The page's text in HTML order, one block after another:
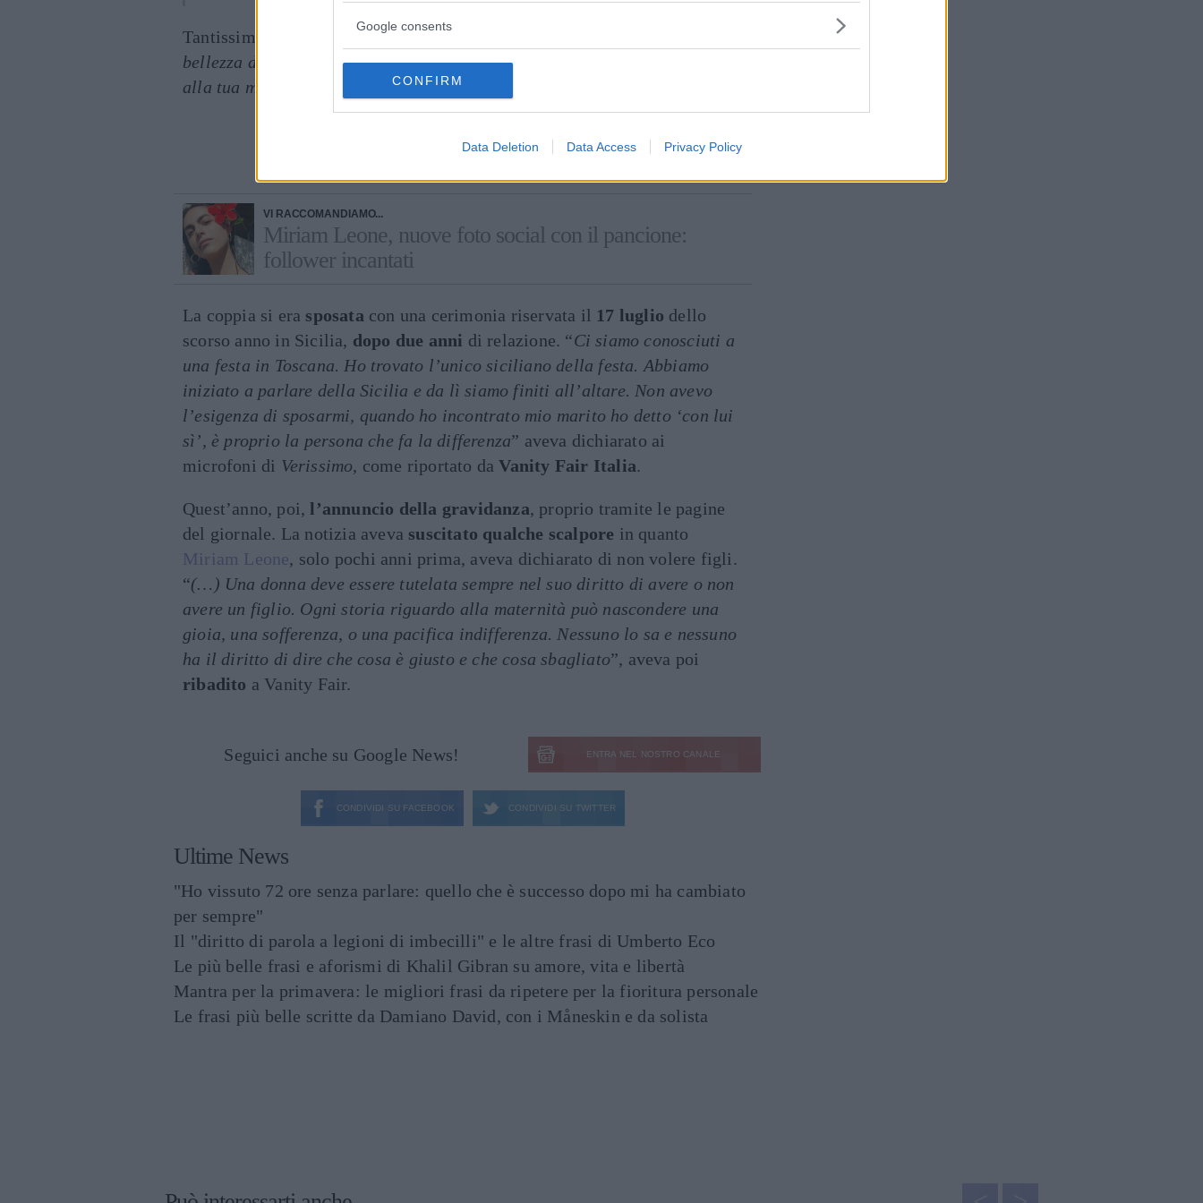
Google consents
CONFIRM
Data Deletion Data Access Privacy Policy
Tantissimi i dei fan: “L’uomo più fortunato del mondo!
bellezza del vostro amore”, “Che bella dichiarazione d’amore!!! Auguri
alla tua metà
”, scrivono i follower.
VI RACCOMANDIAMO...
Miriam Leone, nuove foto social con il pancione:
follower incantati
La coppia si era sposata con una cerimonia riservata il 17 luglio dello
scorso anno in Sicilia, dopo due anni di relazione. “Ci siamo conosciuti a
una festa in Toscana. Ho trovato l’unico siciliano della festa. Abbiamo
iniziato a parlare della Sicilia e da lì siamo finiti all’altare. Non avevo
l’esigenza di sposarmi, quando ho incontrato mio marito ho detto ‘con lui
sì’, è proprio la persona che fa la differenza” aveva dichiarato ai
microfoni di Verissimo, come riportato daVanity Fair Italia.
Quest’anno, poi, l’annuncio della gravidanza, proprio tramite le pagine
del giornale. La notizia aveva suscitato qualche scalpore in quanto
Miriam Leone, solo pochi anni prima, aveva dichiarato di non volere figli.
“(…) Una donna deve essere tutelata sempre nel suo diritto di avere o non
avere un figlio. Ogni storia riguardo alla maternità può nascondere una
gioia, una sofferenza, o una pacifica indifferenza. Nessuno lo sa e nessuno
ha il diritto di dire che cosa è giusto e che cosa sbagliato”, aveva poi
ribadito a Vanity Fair.
Seguici anche su Google News! ENTRA NEL NOSTRO CANALE
CONDIVIDI SU FACEBOOK CONDIVIDI SU TWITTER
Ultime News
"Ho vissuto 72 ore senza parlare: quello che è successo dopo mi ha cambiato
per sempre"
Il "diritto di parola a legioni di imbecilli" e le altre frasi di Umberto Eco
Le più belle frasi e aforismi di Khalil Gibran su amore, vita e libertà
Mantra per la primavera: le migliori frasi da ripetere per la fioritura personale
Le frasi più belle scritte da Damiano David, con i Måneskin e da solista